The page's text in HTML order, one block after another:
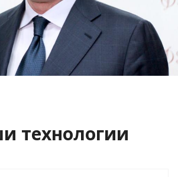
Смотреть проект
технологии